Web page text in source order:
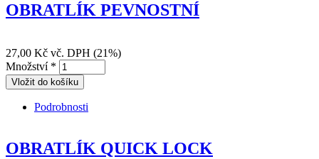
OBRATLÍK PEVNOSTNÍ
27,00 Kč vč. DPH (21%)
Množství *
Podrobnosti
OBRATLÍK QUICK LOCK